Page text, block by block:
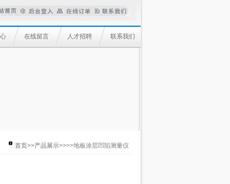
在线留言 人才招聘 联系我们
首页>>产品展示>>>>地板涂层凹陷测量仪